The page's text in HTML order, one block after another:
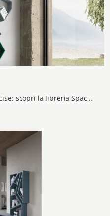
Finiture di pregio e forme decise: scopri la libreria Space di Voltan tra le più belle Librerie design sospese.